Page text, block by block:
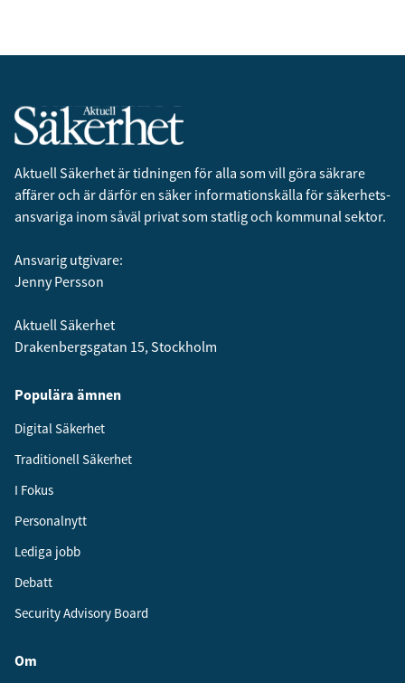
Aktuell Säkerhet är tidningen för alla som vill göra säkrare
affärer och är därför en säker informationskälla för säkerhets­
ansvariga inom såväl privat som statlig och kommunal sektor.
Ansvarig utgivare:
Jenny Persson
Aktuell Säkerhet
Drakenbergsgatan 15, Stockholm
Populära ämnen
Digital Säkerhet
Traditionell Säkerhet
I Fokus
Personalnytt
Lediga jobb
Debatt
Security Advisory Board
Om